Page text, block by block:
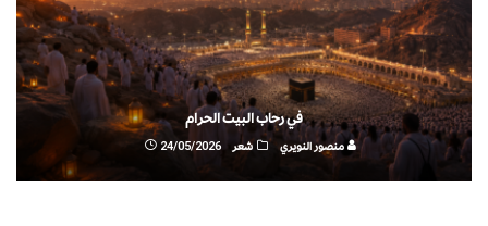
في رحاب البيت الحرام
منصور النويري شعر 24/05/2026